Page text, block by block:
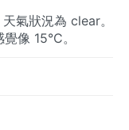
氣狀況為 clear。
像 15°C。